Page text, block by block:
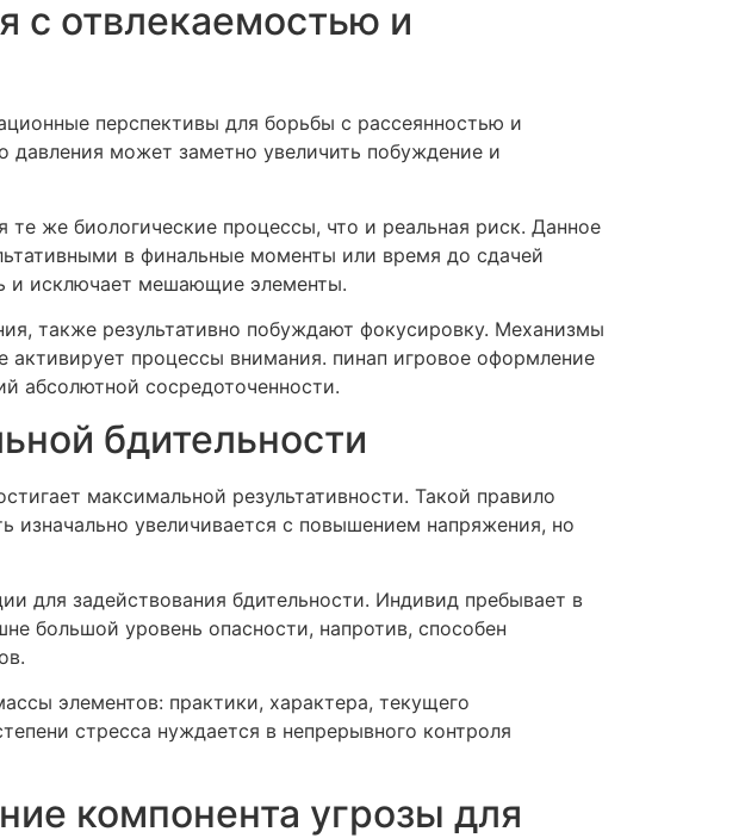
с отвлекаемостью и
перспективы для борьбы с рассеянностью и
давления может заметно увеличить побуждение и
же биологические процессы, что и реальная риск. Данное
в финальные моменты или время до сдачей
и исключает мешающие элементы.
также результативно побуждают фокусировку. Механизмы
процессы внимания. пинап игровое оформление
абсолютной сосредоточенности.
бдительности
максимальной результативности. Такой правило
изначально увеличивается с повышением напряжения, но
для задействования бдительности. Индивид пребывает в
большой уровень опасности, напротив, способен
элементов: практики, характера, текущего
стресса нуждается в непрерывного контроля
компонента угрозы для